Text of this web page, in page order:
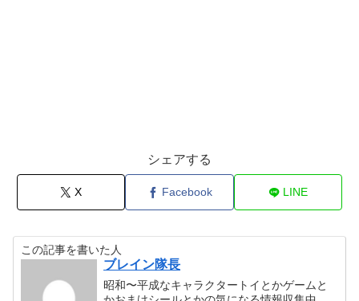
シェアする
X Facebook LINE
この記事を書いた人
ブレイン隊長
昭和〜平成なキャラクタートイとかゲームと